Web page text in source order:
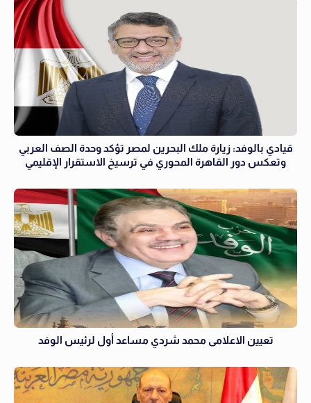
قيادي بالوفد: زيارة ملك البحرين لمصر تؤكد وحدة الصف العربي
وتعكس دور القاهرة المحوري في ترسيخ الاستقرار الإقليمي
تعيين الاعلامى محمد شردي مساعد أول لرئيس الوفد